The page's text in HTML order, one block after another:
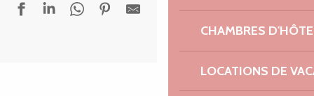
CHAMBRES
LOCATIONS DE